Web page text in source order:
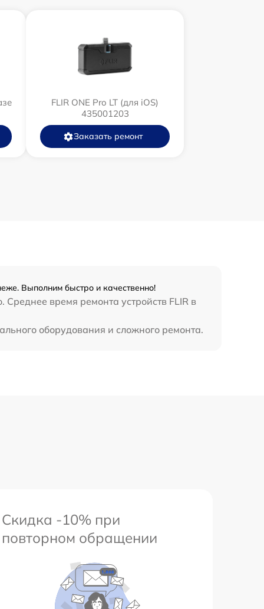
450 р
750 р
850 р
FLIR ONE Pro LT (для iOS)
435001203
Заказать ремонт
Выполним быстро и качественно!
Среднее время ремонта устройств FLIR в
оборудования и сложного ремонта.
Скидка -10% при
повторном обращении